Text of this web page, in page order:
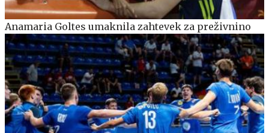
Anamaria Goltes umaknila zahtevek za preživnino